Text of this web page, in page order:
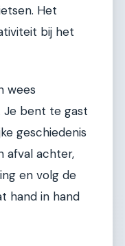
Het
bij het
wees
Je bent te gast
geschiedenis
afval achter,
en volg de
hand in hand